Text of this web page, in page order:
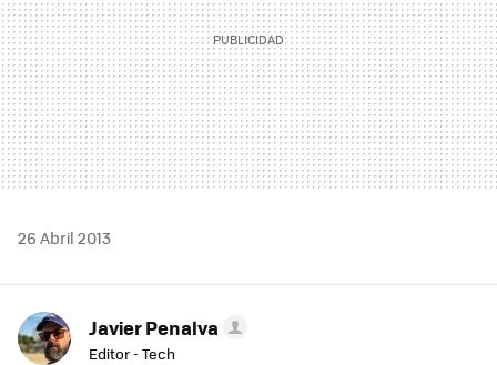
26 Abril 2013
Javier Penalva
Editor - Tech